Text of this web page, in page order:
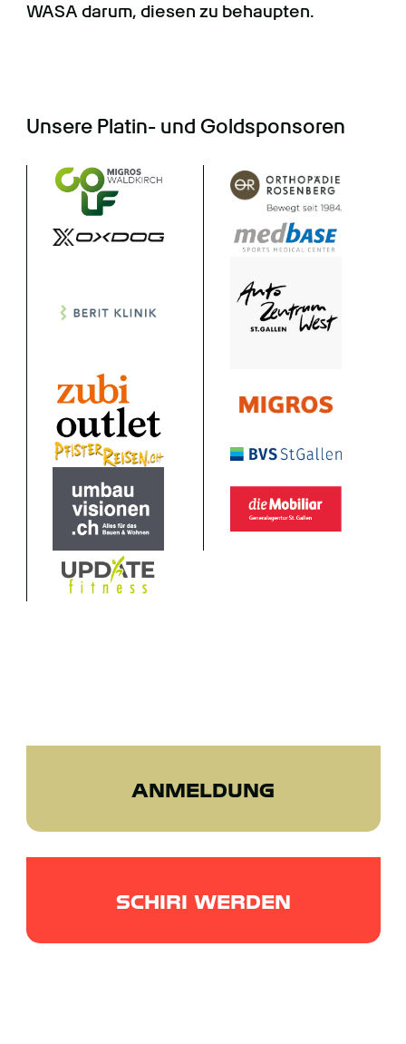
WASA darum, diesen zu behaupten.
Unsere Platin- und Goldsponsoren
ANMELDUNG
PROBETRAINING
SCHIRI WERDEN